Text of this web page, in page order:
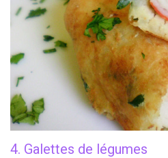
4. Galettes de légumes